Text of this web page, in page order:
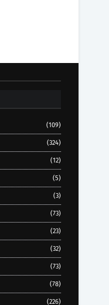
(109)
(324)
(12)
(5)
(3)
(73)
(23)
(32)
(73)
(78)
(226)